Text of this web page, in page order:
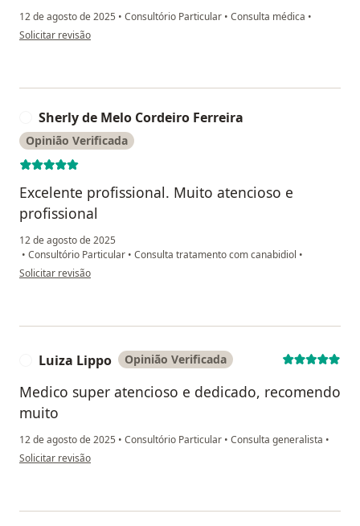
12 de agosto de 2025 • Consultório Particular • Consulta médica •
na opinião do utilizador A. L. O.
Solicitar revisão
Sherly de Melo Cordeiro Ferreira
Opinião Verificada
Excelente profissional. Muito atencioso e
profissional
12 de agosto de 2025
• Consultório Particular • Consulta tratamento com canabidiol •
na opinião do utilizador Sherly de Melo Cordeiro Ferreira
Solicitar revisão
Luiza Lippo Opinião Verificada
Medico super atencioso e dedicado, recomendo
muito
12 de agosto de 2025 • Consultório Particular • Consulta generalista •
na opinião do utilizador Luiza Lippo
Solicitar revisão